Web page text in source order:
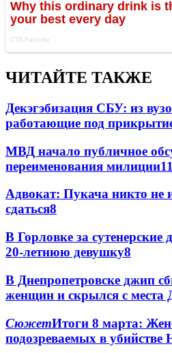
ЧИТАЙТЕ ТАКЖЕ
Декэгэбизация СБУ: из
работающие под
МВД начало публичное
переименования милиции11
Адвокат: Пукача никто не
сдаться8
В Горловке за сутенерские
20-летнюю девушку8
В Днепропетровске джип
женщин и скрылся с места
СюжетИтоги 8 марта:
подозреваемых в убийстве